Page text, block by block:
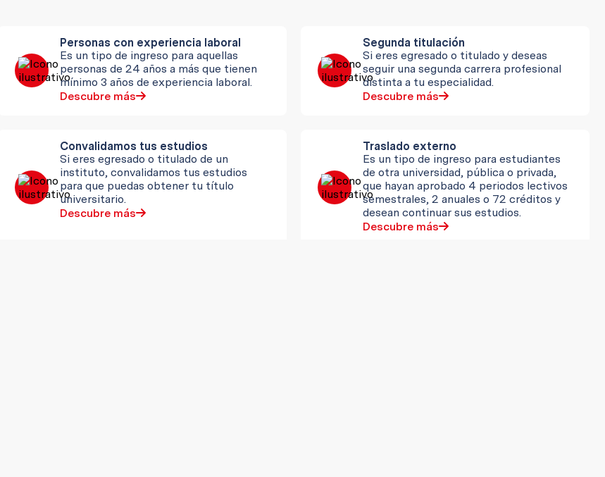
Personas con experiencia laboral
Es un tipo de ingreso para aquellas
personas de 24 años a más que tienen
mínimo 3 años de experiencia laboral.
Descubre más
Segunda titulación
Si eres egresado o titulado y deseas
seguir una segunda carrera profesional
distinta a tu especialidad.
Descubre más
Convalidamos tus estudios
Si eres egresado o titulado de un
instituto, convalidamos tus estudios
para que puedas obtener tu título
universitario.
Descubre más
Traslado externo
Es un tipo de ingreso para estudiantes
de otra universidad, pública o privada,
que hayan aprobado 4 periodos lectivos
semestrales, 2 anuales o 72 créditos y
desean continuar sus estudios.
Descubre más